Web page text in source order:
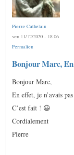
Pierre Cathelain
ven 11/12/2020 - 18:06
Permalien
En
réponse
Ô
j'aimerais
me…
par
Anonyme
(non
Bonjour Marc,
Bonjour Marc,
En effet, je n’avais
C’est fait ! 😃
Cordialement
Pierre